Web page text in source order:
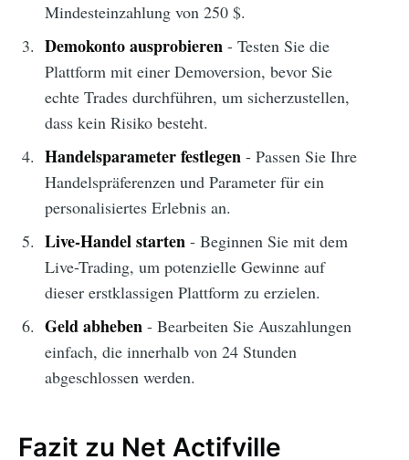
Mindesteinzahlung von 250 $.
Demokonto ausprobieren- Testen Sie die
Plattform mit einer Demoversion, bevor Sie
echte Trades durchführen, um sicherzustellen,
dass kein Risiko besteht.
Handelsparameter festlegen- Passen Sie Ihre
Handelspräferenzen und Parameter für ein
personalisiertes Erlebnis an.
Live-Handel starten- Beginnen Sie mit dem
Live-Trading, um potenzielle Gewinne auf
dieser erstklassigen Plattform zu erzielen.
Geld abheben- Bearbeiten Sie Auszahlungen
einfach, die innerhalb von 24 Stunden
abgeschlossen werden.
Fazit zu Net Actifville